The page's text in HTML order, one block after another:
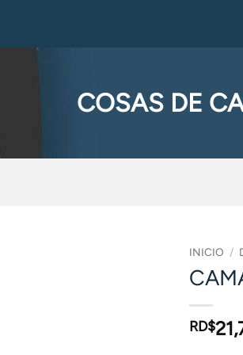
COSAS DE
INICIO /
RD$